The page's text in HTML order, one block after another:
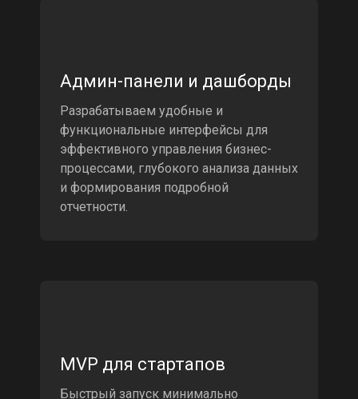
Админ-панели и дашборды
Разрабатываем удобные и
функциональные интерфейсы для
эффективного управления бизнес-
процессами, глубокого анализа данных
и формирования подробной
отчетности.
MVP для стартапов
Быстрый запуск минимально